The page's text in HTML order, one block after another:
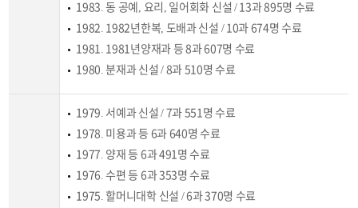
1983. 동 공예, 요리, 일어회화 신설 / 13과 895명 수료
1982. 1982년한복, 도배과 신설 / 10과 674명 수료
1981. 1981년양재과 등 8과 607명 수료
1980. 분재과 신설 / 8과 510명 수료
1979. 서예과 신설 / 7과 551명 수료
1978. 미용과 등 6과 640명 수료
1977. 양재 등 6과 491명 수료
1976. 수편 등 6과 353명 수료
1975. 할머니대학 신설 / 6과 370명 수료